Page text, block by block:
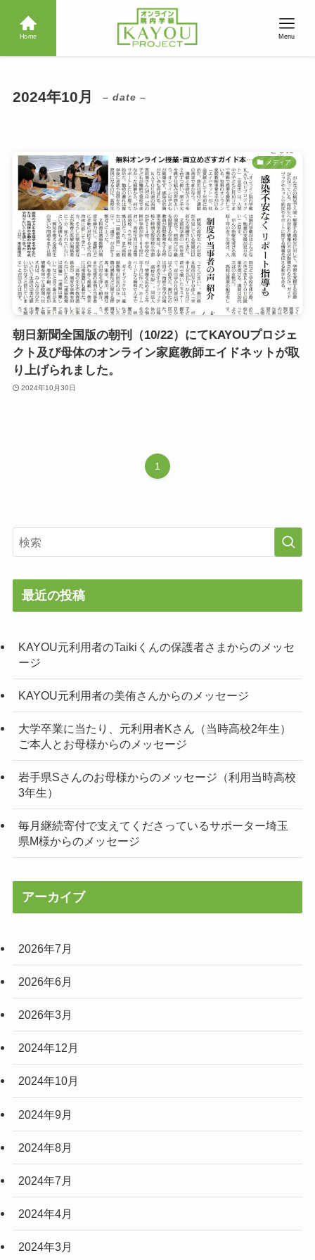
Home Menu
2024年10月 – date –
メディア
朝日新聞全国版の朝刊（10/22）にてKAYOUプロジェ
クト及び母体のオンライン家庭教師エイドネットが取
り上げられました。
2024年10月30日
1
最近の投稿
KAYOU元利用者のTaikiくんの保護者さまからのメッセ
ージ
KAYOU元利用者の美侑さんからのメッセージ
大学卒業に当たり、元利用者Kさん（当時高校2年生）
ご本人とお母様からのメッセージ
岩手県Sさんのお母様からのメッセージ（利用当時高校
3年生）
毎月継続寄付で支えてくださっているサポーター埼玉
県M様からのメッセージ
アーカイブ
2026年7月
2026年6月
2026年3月
2024年12月
2024年10月
2024年9月
2024年8月
2024年7月
2024年4月
2024年3月